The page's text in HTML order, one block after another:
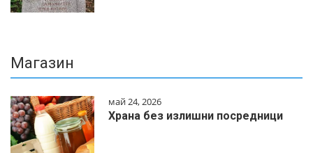
Магазин
май 24, 2026
Храна без излишни посредници